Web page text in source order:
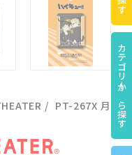
/ PT-267X 月
カテゴリーから探す